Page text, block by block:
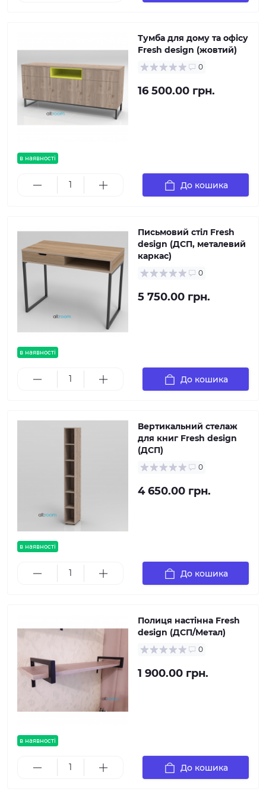
в наявності
Тумба для дому та офісу
Fresh design (жовтий)
0
16 500.00 грн.
До кошика
в наявності
Письмовий стіл Fresh
design (ДСП, металевий
каркас)
0
5 750.00 грн.
До кошика
в наявності
Вертикальний стелаж
для книг Fresh design
(ДСП)
0
4 650.00 грн.
До кошика
в наявності
Полиця настінна Fresh
design (ДСП/Метал)
0
1 900.00 грн.
До кошика